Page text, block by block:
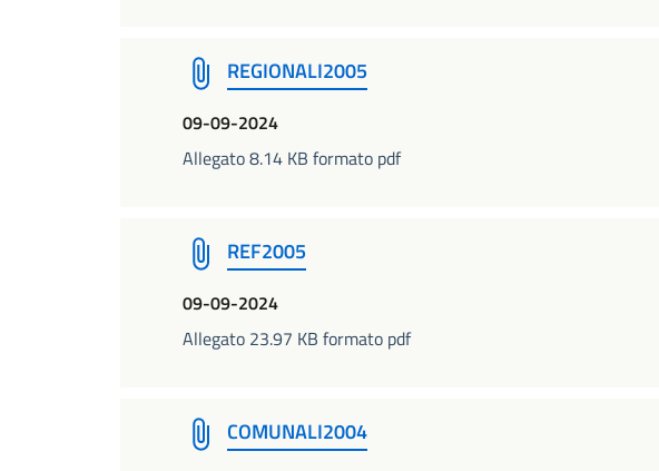
REGIONALI2005
09-09-2024
Allegato 8.14 KB formato pdf
REF2005
09-09-2024
Allegato 23.97 KB formato pdf
COMUNALI2004